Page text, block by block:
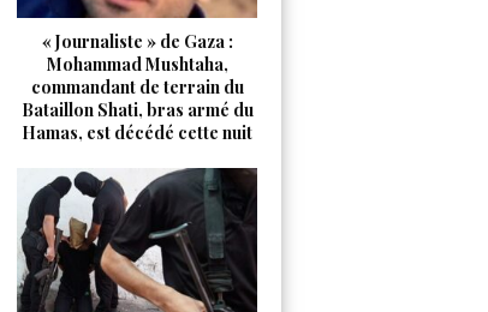
« Journaliste » de Gaza :
Mohammad Mushtaha,
commandant de terrain du
Bataillon Shati, bras armé du
Hamas, est décédé cette nuit